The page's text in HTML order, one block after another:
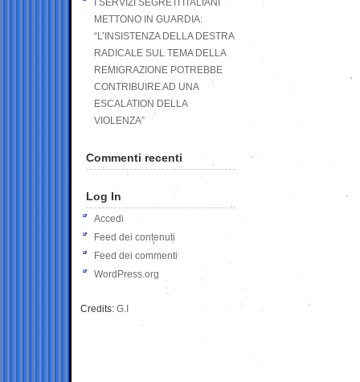
I SERVIZI SEGRETI ITALIANI
METTONO IN GUARDIA:
“L’INSISTENZA DELLA DESTRA
RADICALE SUL TEMA DELLA
REMIGRAZIONE POTREBBE
CONTRIBUIRE AD UNA
ESCALATION DELLA
VIOLENZA”
Commenti recenti
Log In
Accedi
Feed dei contenuti
Feed dei commenti
WordPress.org
Credits: G.I